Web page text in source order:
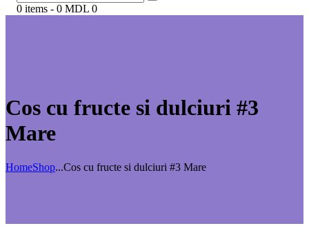
0 items - 0 MDL 0
Cos cu fructe si dulciuri #3
Mare
HomeShop...Cos cu fructe si dulciuri #3 Mare